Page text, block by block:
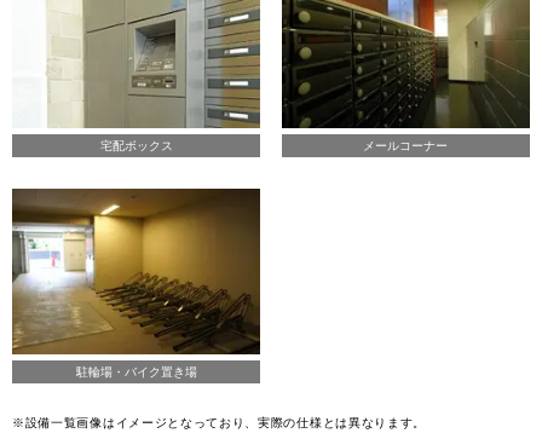
宅配ボックス メールコーナー
駐輪場・バイク置き場
※設備一覧画像はイメージとなっており、実際の仕様とは異なります。